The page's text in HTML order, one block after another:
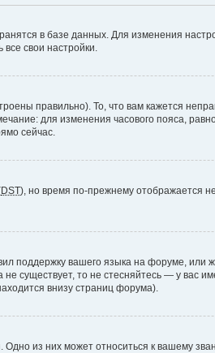
в базе данных. Для изменения
свои настройки.
правильно). То, что вам кажется
для изменения часового пояса,
сейчас.
DST), но время по-прежнему отображается
поддержку вашего языка на форуме,
существует, то не стесняйтесь — у
внизу страниц форума).
из них может относиться к вашему